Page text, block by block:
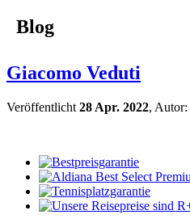
Blog
Giacomo Veduti
Veröffentlicht 28 Apr. 2022, Autor: